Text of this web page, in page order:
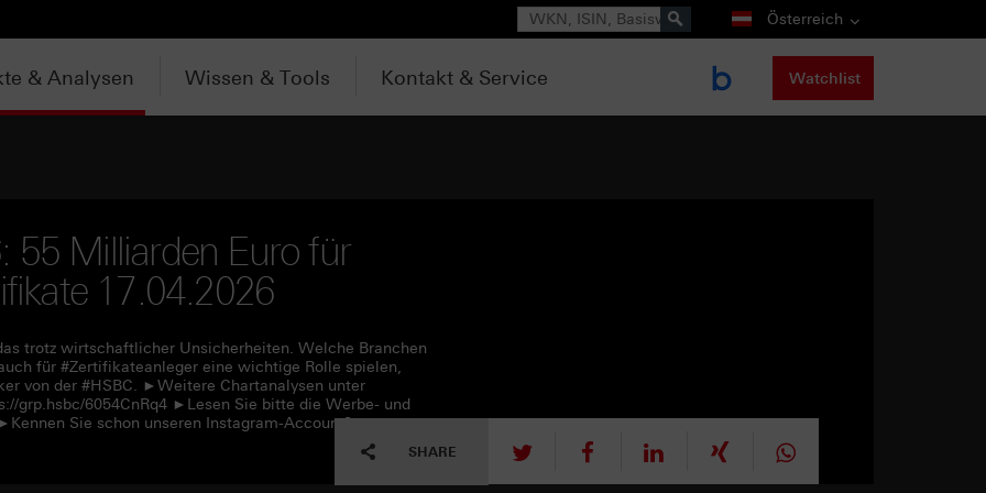
Suche Österreich
& Analysen Wissen & Tools Kontakt & Service Watchlist
55 Milliarden Euro für
17.04.2026
trotz wirtschaftlicher Unsicherheiten. Welche Branchen
für #Zertifikateanleger eine wichtige Rolle spielen,
von der #HSBC. ►Weitere Chartanalysen unter
grp.hsbc/6054CnRq4 ►Lesen Sie bitte die Werbe- und
Sie schon unseren Instagram-Account?
SHARE tweet mitteilen